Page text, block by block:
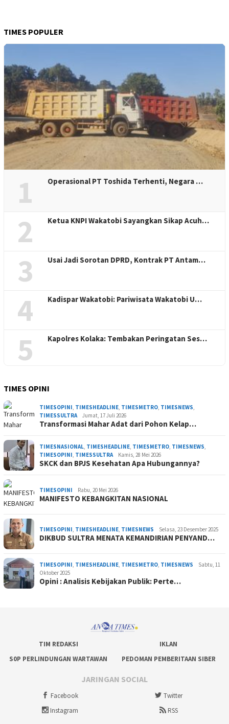
TIMES POPULER
1 Operasional PT Toshida Terhenti, Negara …
2 Ketua KNPI Wakatobi Sayangkan Sikap Acuh…
3 Usai Jadi Sorotan DPRD, Kontrak PT Antam…
4 Kadispar Wakatobi: Pariwisata Wakatobi U…
5 Kapolres Kolaka: Tembakan Peringatan Ses…
TIMES OPINI
TIMESOPINI TIMESHEADLINE TIMESMETRO TIMESNEWS
TIMESSULTRA
Jumat, 17 Juli 2026
Transformasi Mahar Adat dari Pohon Kelap…
TIMESNASIONAL TIMESHEADLINE TIMESMETRO TIMESNEWS
TIMESOPINI TIMESSULTRA Kamis, 28 Mei 2026
SKCK dan BPJS Kesehatan Apa Hubungannya?
TIMESOPINI Rabu, 20 Mei 2026
MANIFESTO KEBANGKITAN NASIONAL
TIMESOPINI TIMESHEADLINE TIMESNEWS Selasa, 23 Desember 2025
DIKBUD SULTRA MENATA KEMANDIRIAN PENYAND…
TIMESOPINI TIMESHEADLINE TIMESMETRO TIMESNEWS
Sabtu, 11
Oktober 2025
Opini : Analisis Kebijakan Publik: Perte…
TIM REDAKSI
IKLAN
S0P PERLINDUNGAN WARTAWAN
PEDOMAN PEMBERITAAN SIBER
JARINGAN SOCIAL
Facebook
Twitter
Instagram
RSS